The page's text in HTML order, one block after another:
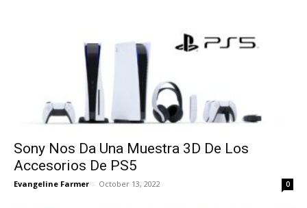
Sony Nos Da Una Muestra 3D De Los
Accesorios De PS5
Evangeline Farmer - October 13, 2022 0